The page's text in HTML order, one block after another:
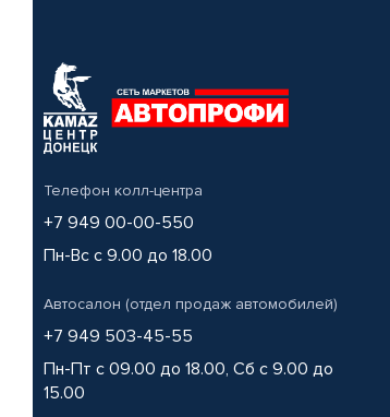
Телефон колл-центра
+7 949 00-00-550
Пн-Вс с 9.00 до 18.00
Автосалон (отдел продаж автомобилей)
+7 949 503-45-55
Пн-Пт с 09.00 до 18.00, Сб с 9.00 до
15.00